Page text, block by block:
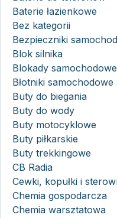
Baterie łazienkowe
Bez kategorii
Bezpieczniki
Blok silnika
Blokady samochodowe
Błotniki samochodowe
Buty do biegania
Buty do wody
Buty motocyklowe
Buty piłkarskie
Buty trekkingowe
CB Radia
Cewki, kopułki i
Chemia gospodarcza
Chemia warsztatowa